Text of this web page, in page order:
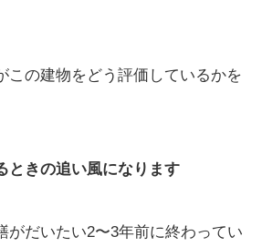
この建物をどう評価しているかを
ときの追い風になります
がだいたい2〜3年前に終わってい